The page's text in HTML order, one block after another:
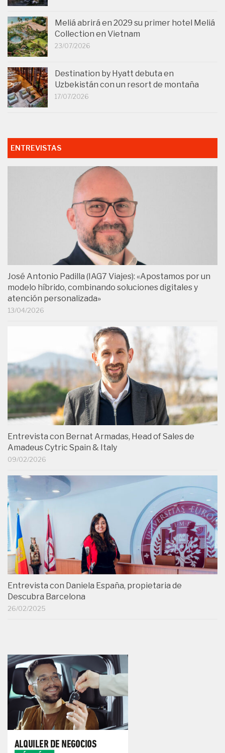
Meliá abrirá en 2029 su primer hotel Meliá
Collection en Vietnam
23/07/2026
Destination by Hyatt debuta en
Uzbekistán con un resort de montaña
17/07/2026
ENTREVISTAS
José Antonio Padilla (IAG7 Viajes): «Apostamos por un
modelo híbrido, combinando soluciones digitales y
atención personalizada»
13/04/2026
Entrevista con Bernat Armadas, Head of Sales de
Amadeus Cytric Spain & Italy
09/02/2026
Entrevista con Daniela España, propietaria de
Descubra Barcelona
26/02/2025